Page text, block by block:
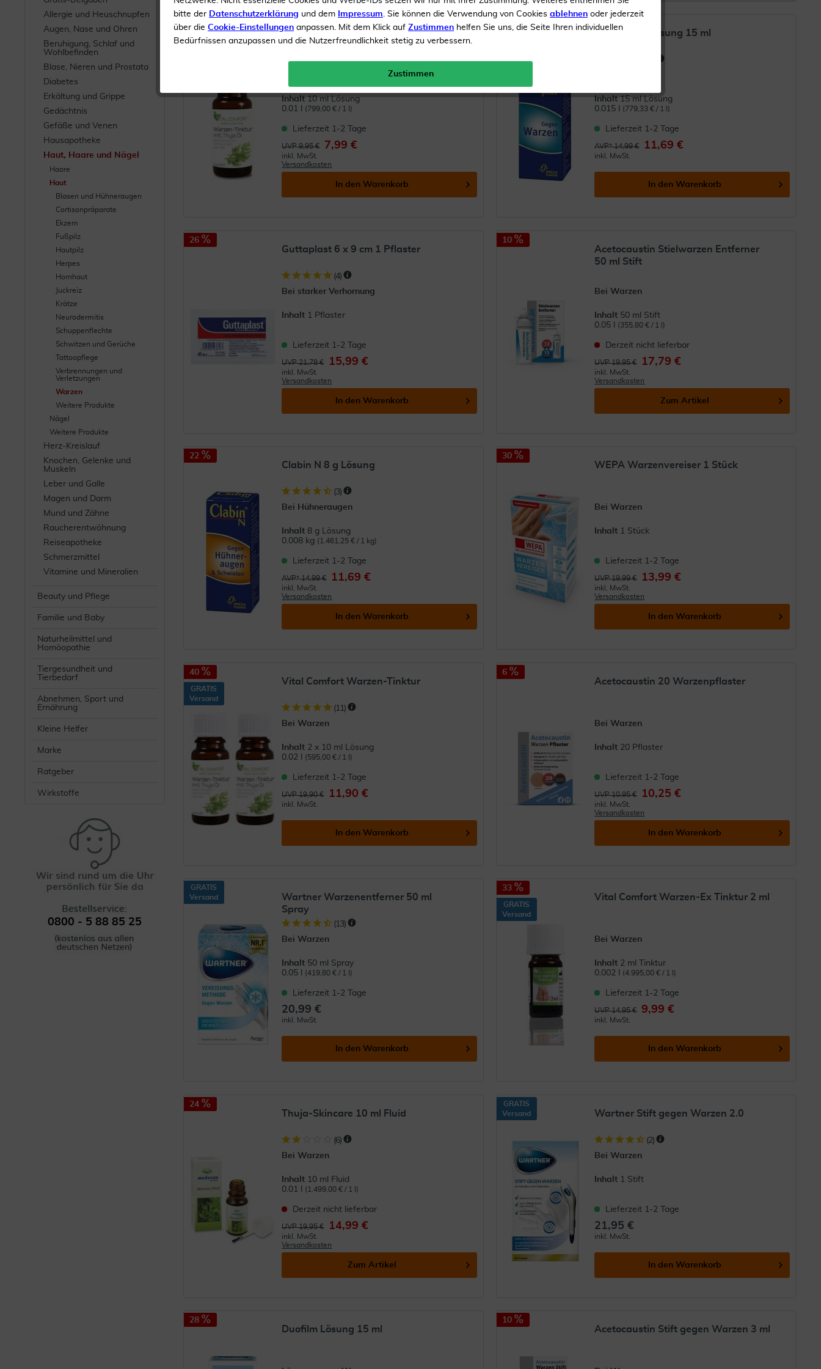
Allergie und Heuschnupfen
Augen, Nase und Ohren
Beruhigung, Schlaf und
Wohlbefinden
Blase, Nieren und Prostata
Diabetes
Erkältung und Grippe
Gedächtnis
Gefäße und Venen
Hausapotheke
Haut, Haare und Nägel
Haare
Haut
Blasen und Hühneraugen
Cortisonpräparate
Ekzem
Fußpilz
Hautpilz
Herpes
Hornhaut
Juckreiz
Krätze
Neurodermitis
Schuppenflechte
Schwitzen und Gerüche
Tattoopflege
Verbrennungen und
Verletzungen
Warzen
Weitere Produkte
Nägel
Weitere Produkte
Herz-Kreislauf
Knochen, Gelenke und
Muskeln
Leber und Galle
Magen und Darm
Mund und Zähne
Raucherentwöhnung
Reiseapotheke
Schmerzmittel
Vitamine und Mineralien
Beauty und Pflege
Familie und Baby
Naturheilmittel und
Homöopathie
Tiergesundheit und
Tierbedarf
Abnehmen, Sport und
Ernährung
Kleine Helfer
Marke
Ratgeber
Wirkstoffe
0800 - 5 88 85 25
19
Vital Comfort Warzen-Tinktur 10 ml
(11)
Inhalt 10 ml Lösung
0.01 l
(799,00 € / 1 l)
Lieferzeit 1-2 Tage
UVP 9,95 € 7,99 €
inkl. MwSt.
Versandkosten
In den Warenkorb
22
Clabin plus Lösung 15 ml
Inhalt 15 ml Lösung
0.015 l
(779,33 € / 1 l)
Lieferzeit 1-2 Tage
AVP* 14,99 € 11,69 €
inkl. MwSt.
In den Warenkorb
26
Guttaplast 6 x 9 cm 1 Pflaster
(4)
Bei starker Verhornung
Inhalt 1 Pflaster
Lieferzeit 1-2 Tage
UVP 21,78 € 15,99 €
inkl. MwSt.
Versandkosten
In den Warenkorb
10
Acetocaustin Stielwarzen Entferner
50 ml Stift
Bei Warzen
Inhalt 50 ml Stift
0.05 l
(355,80 € / 1 l)
Derzeit nicht lieferbar
UVP 19,95 € 17,79 €
inkl. MwSt.
Versandkosten
Zum Artikel
22
Clabin N 8 g Lösung
(3)
Bei Hühneraugen
Inhalt 8 g Lösung
0.008 kg (1.461,25 € / 1 kg)
Lieferzeit 1-2 Tage
AVP* 14,99 € 11,69 €
inkl. MwSt.
Versandkosten
In den Warenkorb
30
WEPA Warzenvereiser 1 Stück
Bei Warzen
Inhalt 1 Stück
Lieferzeit 1-2 Tage
UVP 19,99 € 13,99 €
inkl. MwSt.
Versandkosten
In den Warenkorb
40
GRATIS
Versand
Vital Comfort Warzen-Tinktur
(11 )
Bei Warzen
Inhalt 2 x 10 ml Lösung
0.02 l
(595,00 € / 1 l)
Lieferzeit 1-2 Tage
UVP 19,90 € 11,90 €
inkl. MwSt.
In den Warenkorb
6
Acetocaustin 20 Warzenpflaster
Bei Warzen
Inhalt 20 Pflaster
Lieferzeit 1-2 Tage
UVP 10,95 € 10,25 €
inkl. MwSt.
Versandkosten
In den Warenkorb
GRATIS
Versand
Wartner Warzenentferner 50 ml
Spray
(13)
Bei Warzen
Inhalt 50 ml Spray
0.05 l
(419,80 € / 1 l)
Lieferzeit 1-2 Tage
20,99 €
inkl. MwSt.
In den Warenkorb
33
GRATIS
Versand
Vital Comfort Warzen-Ex Tinktur 2 ml
Bei Warzen
Inhalt 2 ml Tinktur
0.002 l
(4.995,00 € / 1 l)
Lieferzeit 1-2 Tage
UVP 14,95 € 9,99 €
inkl. MwSt.
In den Warenkorb
24
Thuja-Skincare 10 ml Fluid
(6)
Bei Warzen
Inhalt 10 ml Fluid
0.01 l
(1.499,00 € / 1 l)
Derzeit nicht lieferbar
UVP 19,95 € 14,99 €
inkl. MwSt.
Versandkosten
Zum Artikel
GRATIS
Versand
Wartner Stift gegen Warzen 2.0
(2)
Bei Warzen
Inhalt 1 Stift
Lieferzeit 1-2 Tage
21,95 €
inkl. MwSt.
In den Warenkorb
28
Duofilm Lösung 15 ml
10
Acetocaustin Stift gegen Warzen 3 ml
bitte der Datenschutzerklärung und dem Impressum. Sie können die Verwendung von Cookies ablehnen oder jederzeit
über die Cookie-Einstellungen anpassen. Mit dem Klick auf Zustimmen helfen Sie uns, die Seite Ihren individuellen
Bedürfnissen anzupassen und die Nutzerfreundlichkeit stetig zu verbessern.
Zustimmen